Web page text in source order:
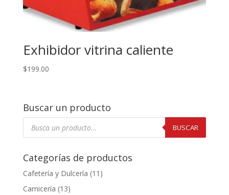
Exhibidor vitrina caliente
$199.00
Buscar un producto
Búsqueda
productos
BUSCAR
Categorías de productos
Cafetería y Dulcería (11)
Carnicería (13)